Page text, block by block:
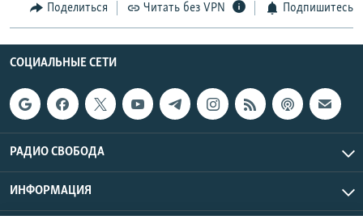
Все сайты РСЕ/РС
Поделиться Читать без VPN Подпишитесь
СОЦИАЛЬНЫЕ СЕТИ
РАДИО СВОБОДА
ИНФОРМАЦИЯ